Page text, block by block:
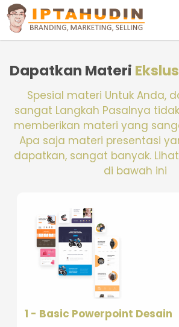
BARAND ANDA
Deskripsi Singkat Saja Daftar Materi Powerpoint
Dapatkan Materi
Spesial materi Untuk Anda,
sangat Langkah Pasalnya
memberikan materi yang
Apa saja materi presentasi
dapatkan, sangat banyak.
di bawah ini
1 - Basic Powerpoint Desain